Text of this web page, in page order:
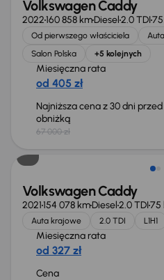
Volkswagen Caddy
2022160 858 kmDiesel2.0 TDI
Od pierwszego właściciela
Salon Polska
+5 kolejnych
Miesięczna rata
od 405 zł
Najniższa cena z 30 dni przed
obniżką
67 000 zł
Możliwość odliczenia VAT
Volkswagen Caddy
2021154 078 kmDiesel2.0 TDI75
Auta krajowe 2.0 TDI L1H1
Miesięczna rata
od 327 zł
Cena